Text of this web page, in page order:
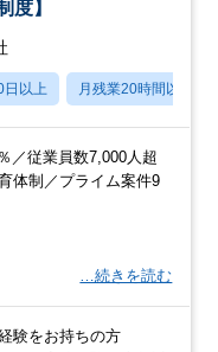
度】
日以上 月残業20時間以内
／従業員数7,000人超
体制／プライム案件9
…続きを読む
験をお持ちの方